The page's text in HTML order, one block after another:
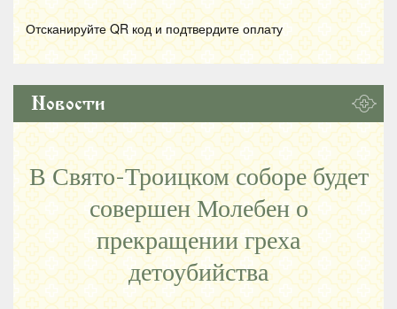
Отсканируйте QR код и подтвердите оплату
Новости
В Свято-Троицком соборе будет
совершен Молебен о
прекращении греха
детоубийства